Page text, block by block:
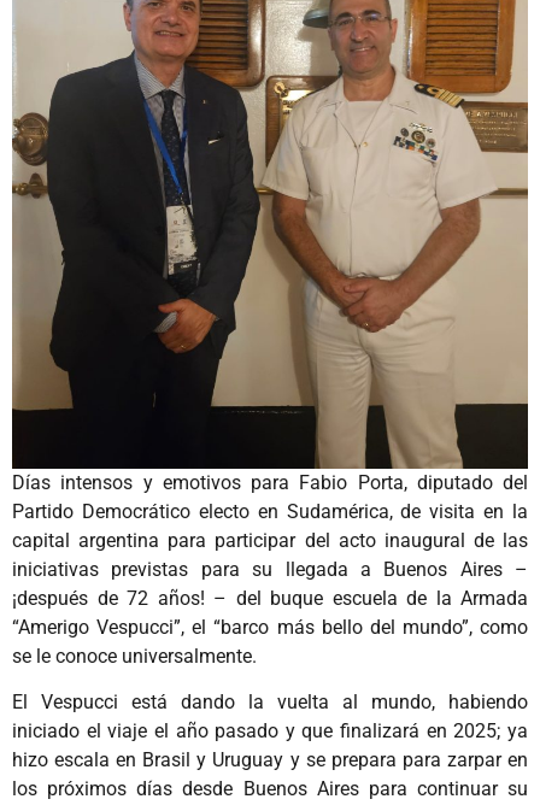
Días intensos y emotivos para Fabio Porta, diputado del
Partido Democrático electo en Sudamérica, de visita en la
capital argentina para participar del acto inaugural de las
iniciativas previstas para su llegada a Buenos Aires –
¡después de 72 años! – del buque escuela de la Armada
“Amerigo Vespucci”, el “barco más bello del mundo”, como
se le conoce universalmente.
El Vespucci está dando la vuelta al mundo, habiendo
iniciado el viaje el año pasado y que finalizará en 2025; ya
hizo escala en Brasil y Uruguay y se prepara para zarpar en
los próximos días desde Buenos Aires para continuar su